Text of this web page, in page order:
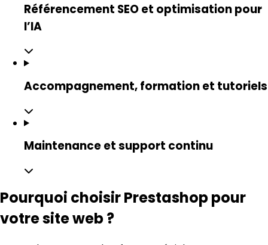
Référencement SEO et optimisation pour
l’IA
Accompagnement, formation et tutoriels
Maintenance et support continu
Pourquoi choisir Prestashop pour
votre site web ?